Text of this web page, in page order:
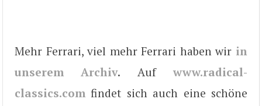
Mehr Ferrari, viel mehr Ferrari haben wir in
unserem Archiv. Aufwww.radical-
classics.com findet sich auch eine schöne